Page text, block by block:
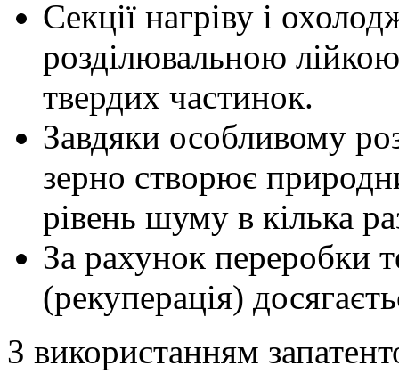
Секції нагріву і
розділювальною
твердих частинок.
Завдяки особливому
зерно створює
рівень шуму в кілька
За рахунок переробки
(рекуперація)
З використанням